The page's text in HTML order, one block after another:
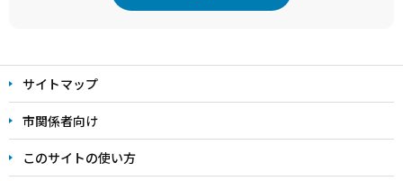
文
こ
こ
ま
サイトマップ
市関係者向け
このサイトの使い方